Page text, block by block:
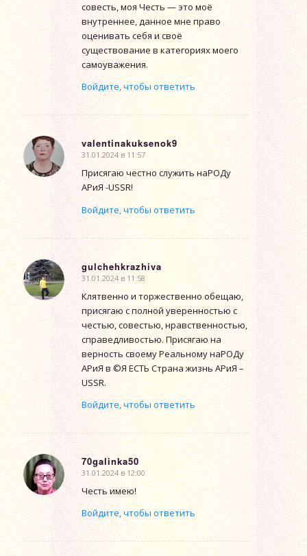
совесть, моя Честь — это моё
внутреннее, данное мне право
оценивать себя и своё
существование в категориях моего
самоуважения.
Войдите, чтобы ответить
valentinakuksenok9
говорит:
31.01.2024 в 11:57
Присягаю честно служить наРОДу
АРиЯ -USSR!
Войдите, чтобы ответить
gulchehkrazhiva
говорит:
31.01.2024 в 11:58
Клятвенно и торжественно обещаю,
присягаю с полной уверенностью с
честью, совестью, нравственностью,
справедливостью. Присягаю на
верность своему Реальному наРОДу
АРиЯ в ©Я ЕСТЬ Страна жизнь АРиЯ –
USSR.
Войдите, чтобы ответить
70galinka50
говорит:
31.01.2024 в 12:00
Честь имею!
Войдите, чтобы ответить